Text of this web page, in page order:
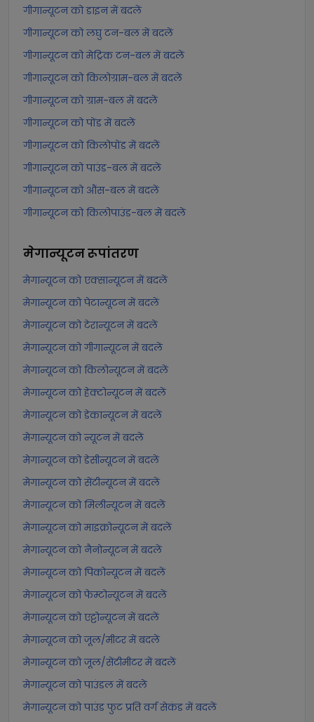
गीगान्यूटन को डाइन में बदलें
गीगान्यूटन को लघु टन-बल में बदलें
गीगान्यूटन को मेट्रिक टन-बल में बदलें
गीगान्यूटन को किलोग्राम-बल में बदलें
गीगान्यूटन को ग्राम-बल में बदलें
गीगान्यूटन को पोंड में बदलें
गीगान्यूटन को किलोपोंड में बदलें
गीगान्यूटन को पाउंड-बल में बदलें
गीगान्यूटन को औंस-बल में बदलें
गीगान्यूटन को किलोपाउंड-बल में बदलें
मेगान्यूटनरूपांतरण
मेगान्यूटन को एक्सान्यूटन में बदलें
मेगान्यूटन को पेटान्यूटन में बदलें
मेगान्यूटन को टेरान्यूटन में बदलें
मेगान्यूटन को गीगान्यूटन में बदलें
मेगान्यूटन को किलोन्यूटन में बदलें
मेगान्यूटन को हेक्टोन्यूटन में बदलें
मेगान्यूटन को डेकान्यूटन में बदलें
मेगान्यूटन को न्यूटन में बदलें
मेगान्यूटन को डेसीन्यूटन में बदलें
मेगान्यूटन को सेंटीन्यूटन में बदलें
मेगान्यूटन को मिलीन्यूटन में बदलें
मेगान्यूटन को माइक्रोन्यूटन में बदलें
मेगान्यूटन को नैनोन्यूटन में बदलें
मेगान्यूटन को पिकोन्यूटन में बदलें
मेगान्यूटन को फेम्टोन्यूटन में बदलें
मेगान्यूटन को एट्टोन्यूटन में बदलें
मेगान्यूटन को जूल/मीटर में बदलें
मेगान्यूटन को जूल/सेंटीमीटर में बदलें
मेगान्यूटन को पाउंडल में बदलें
मेगान्यूटन को पाउंड फुट प्रति वर्ग सेकंड में बदलें